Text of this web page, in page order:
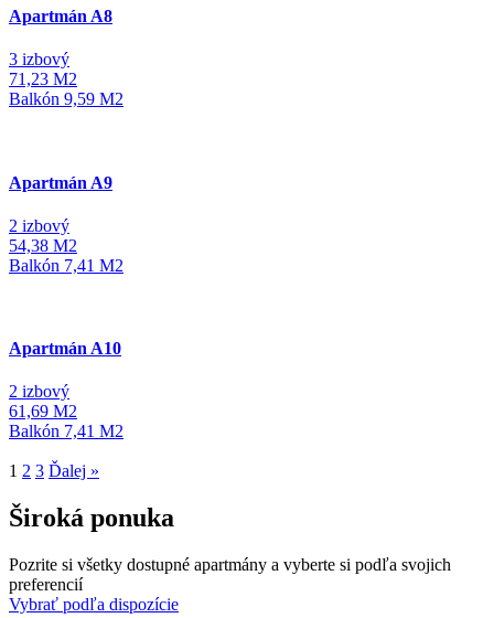
Apartmán A8
3 izbový
71,23 M2
Balkón 9,59 M2
Apartmán A9
2 izbový
54,38 M2
Balkón 7,41 M2
Apartmán A10
2 izbový
61,69 M2
Balkón 7,41 M2
1 2 3 Ďalej »
Široká ponuka
Pozrite si všetky dostupné apartmány a vyberte si podľa svojich
preferencií
Vybrať podľa dispozície